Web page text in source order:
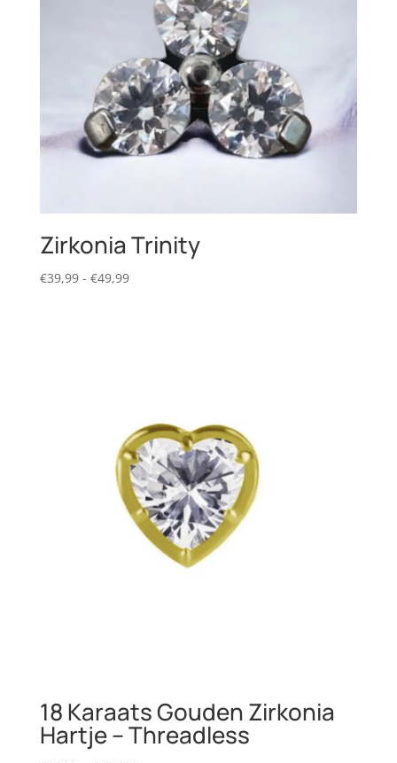
Zirkonia Trinity
€39,99 - €49,99Prijsklasse:
18 Karaats Gouden Zirkonia
Hartje – Threadless